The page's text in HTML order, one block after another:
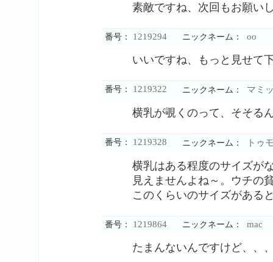
素敵ですね、次回もお願い
番号： 1219294 ニックネーム： oo
いいですね、もっと見せて
番号： 1219322 ニックネーム： マミ
横乳が覗くのって、そそる
番号： 1219328 ニックネーム： トゥ
横乳はある程度のサイズが
見えませんよね～。ウチの
このくらいのサイズがある
番号： 1219864 ニックネーム： mac
たまんないんですけど、、